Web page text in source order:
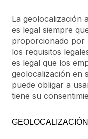
La geolocalización
es legal siempre
proporcionado por
los requisitos
es legal que los
geolocalización en
puede obligar a
tiene su